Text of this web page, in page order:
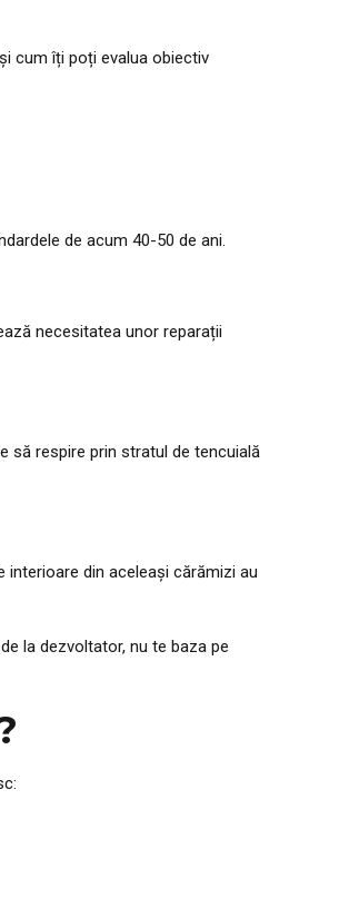
cum îți poți evalua obiectiv
de acum 40-50 de ani.
necesitatea unor reparații
să respire prin stratul de tencuială
interioare din aceleași cărămizi au
la dezvoltator, nu te baza pe